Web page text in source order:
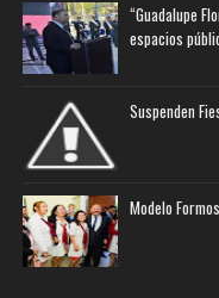
“Guadalupe
espacios
Suspenden
Modelo